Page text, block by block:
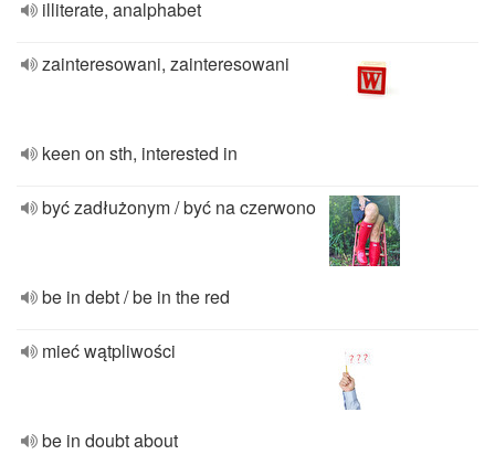
illiterate, analphabet
zainteresowani, zainteresowani
keen on sth, interested in
być zadłużonym / być na czerwono
be in debt / be in the red
mieć wątpliwości
be in doubt about